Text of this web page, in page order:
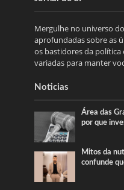
Mergulhe no universo
aprofundadas sobre as
os bastidores da
variadas para manter
Noticias
Área das
por que
Mitos da
confunde